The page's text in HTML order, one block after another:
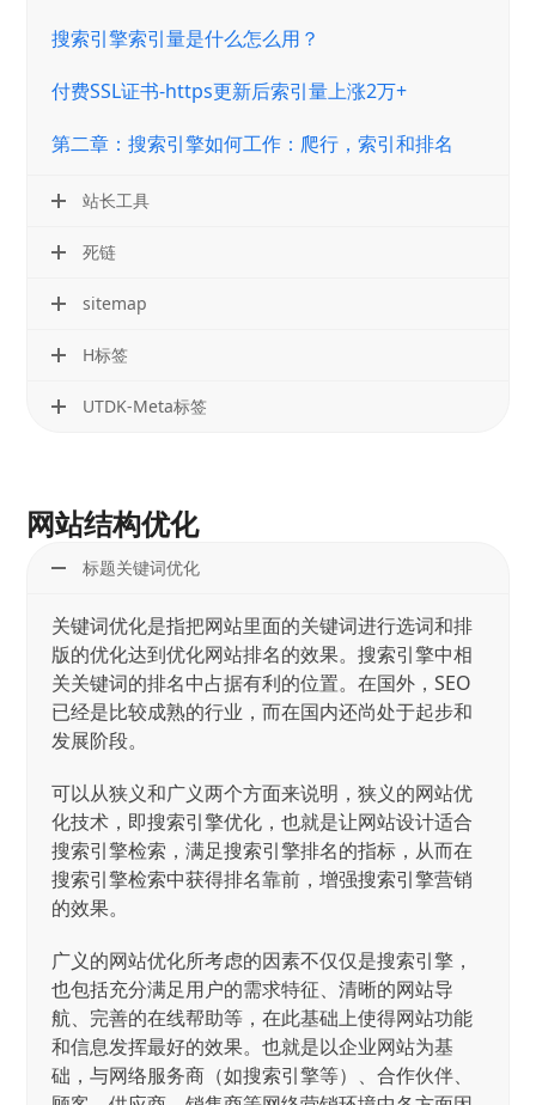
搜索引擎索引量是什么怎么用？
付费SSL证书-https更新后索引量上涨2万+
第二章：搜索引擎如何工作：爬行，索引和排名
站长工具
死链
sitemap
H标签
UTDK-Meta标签
网站结构优化
标题关键词优化
关键词优化是指把网站里面的关键词进行选词和排
版的优化达到优化网站排名的效果。搜索引擎中相
关关键词的排名中占据有利的位置。在国外，SEO
已经是比较成熟的行业，而在国内还尚处于起步和
发展阶段。
可以从狭义和广义两个方面来说明，狭义的网站优
化技术，即搜索引擎优化，也就是让网站设计适合
搜索引擎检索，满足搜索引擎排名的指标，从而在
搜索引擎检索中获得排名靠前，增强搜索引擎营销
的效果。
广义的网站优化所考虑的因素不仅仅是搜索引擎，
也包括充分满足用户的需求特征、清晰的网站导
航、完善的在线帮助等，在此基础上使得网站功能
和信息发挥最好的效果。也就是以企业网站为基
础，与网络服务商（如搜索引擎等）、合作伙伴、